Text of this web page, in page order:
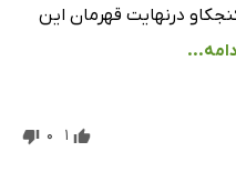
درنهایت قهرمان این
1
0